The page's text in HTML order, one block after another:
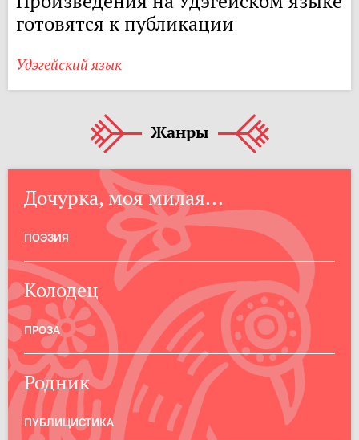
готовятся к публикации
Удэгейский язык
Жанры
Дочурка, моя милая...
ПОЭЗИЯ
Колодец
ПРОЗА
Родник
ПУБЛИЦИСТИКА